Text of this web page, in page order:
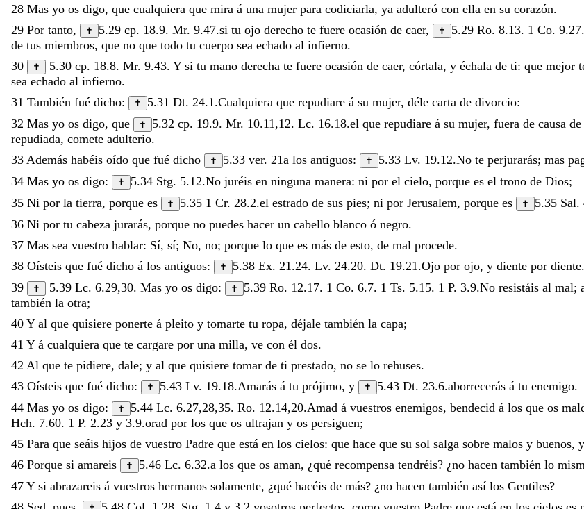
28 Mas yo os digo, que cualquiera que mira á una mujer para codiciarla, ya adulteró con ella en su corazón.
29 Por tanto, ✝ 5.29 cp. 18.9. Mr. 9.47.si tu ojo derecho te fuere ocasión de caer, ✝ 5.29 Ro. 8.13. 1 Co. 9.27.
de tus miembros, que no que todo tu cuerpo sea echado al infierno.
30
✝ 5.30 cp. 18.8. Mr. 9.43. Y si tu mano derecha te fuere ocasión de caer, córtala, y échala de ti: que mejor
sea echado al infierno.
31 También fué dicho: ✝ 5.31 Dt. 24.1.Cualquiera que repudiare á su mujer, déle carta de divorcio:
32 Mas yo os digo, que ✝ 5.32 cp. 19.9. Mr. 10.11,12. Lc. 16.18.el que repudiare á su mujer, fuera de causa de
repudiada, comete adulterio.
33 Además habéis oído que fué dicho ✝ 5.33 ver. 21a los antiguos: ✝ 5.33 Lv. 19.12.No te perjurarás; mas
34 Mas yo os digo: ✝ 5.34 Stg. 5.12.No juréis en ninguna manera: ni por el cielo, porque es el trono de Dios;
35 Ni por la tierra, porque es ✝ 5.35 1 Cr. 28.2.el estrado de sus pies; ni por Jerusalem, porque es ✝ 5.35 Sal.
36 Ni por tu cabeza jurarás, porque no puedes hacer un cabello blanco ó negro.
37 Mas sea vuestro hablar: Sí, sí; No, no; porque lo que es más de esto, de mal procede.
38 Oísteis que fué dicho á los antiguos: ✝ 5.38 Ex. 21.24. Lv. 24.20. Dt. 19.21.Ojo por ojo, y diente por diente.
39
✝ 5.39 Lc. 6.29,30. Mas yo os digo: ✝ 5.39 Ro. 12.17. 1 Co. 6.7. 1 Ts. 5.15. 1 P. 3.9.No resistáis al mal;
también la otra;
40 Y al que quisiere ponerte á pleito y tomarte tu ropa, déjale también la capa;
41 Y á cualquiera que te cargare por una milla, ve con él dos.
42 Al que te pidiere, dale; y al que quisiere tomar de ti prestado, no se lo rehuses.
43 Oísteis que fué dicho: ✝ 5.43 Lv. 19.18.Amarás á tu prójimo, y ✝ 5.43 Dt. 23.6.aborrecerás á tu enemigo.
44 Mas yo os digo: ✝ 5.44 Lc. 6.27,28,35. Ro. 12.14,20.Amad á vuestros enemigos, bendecid á los que os
Hch. 7.60. 1 P. 2.23 y 3.9.orad por los que os ultrajan y os persiguen;
45 Para que seáis hijos de vuestro Padre que está en los cielos: que hace que su sol salga sobre malos y buenos, y
46 Porque si amareis ✝ 5.46 Lc. 6.32.a los que os aman, ¿qué recompensa tendréis? ¿no hacen también lo
47 Y si abrazareis á vuestros hermanos solamente, ¿qué hacéis de más? ¿no hacen también así los Gentiles?